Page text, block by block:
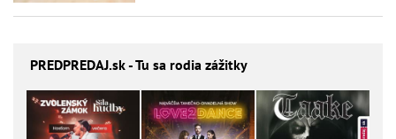
PREDPREDAJ.sk - Tu sa rodia zážitky